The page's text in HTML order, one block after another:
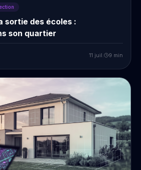
sortie des écoles :
son quartier
11 juil. 9 min